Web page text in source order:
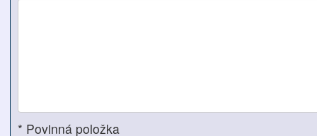
* Povinná položka